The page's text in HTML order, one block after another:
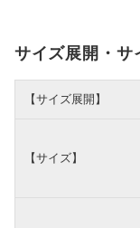
サイズ展開・サ
【サイズ展開】
【サイズ】